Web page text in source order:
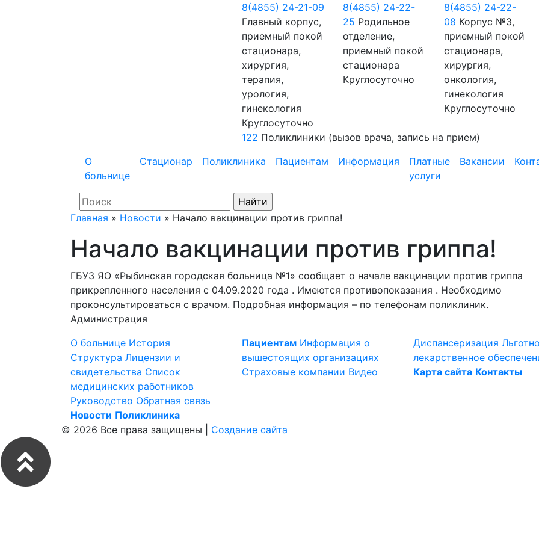
8(4855) 24-21-09
Главный корпус,
приемный покой
стационара,
хирургия,
терапия,
урология,
гинекология
Круглосуточно
8(4855) 24-22-
25 Родильное
отделение,
приемный покой
стационара
Круглосуточно
8(4855) 24-22-
08 Корпус №3,
приемный покой
стационара,
хирургия,
онкология,
гинекология
Круглосуточно
122 Поликлиники (вызов врача, запись на прием)
О
больнице
Стационар Поликлиника Пациентам Информация
Платные
услуги
Вакансии
Главная » Новости » Начало вакцинации против гриппа!
Начало вакцинации против гриппа!
ГБУЗ ЯО «Рыбинская городская больница №1» сообщает о начале вакцинации против гриппа
прикрепленного населения с 04.09.2020 года . Имеются противопоказания . Необходимо
проконсультироваться с врачом. Подробная информация – по телефонам поликлиник.
Администрация
О больнице История
Структура Лицензии и
свидетельства Список
медицинских работников
Руководство Обратная связь
Новости Поликлиника
Пациентам Информация о
вышестоящих организациях
Страховые компании Видео
Диспансеризация
лекарственное
Карта сайта Контакты
© 2026 Все права защищены | Создание сайта